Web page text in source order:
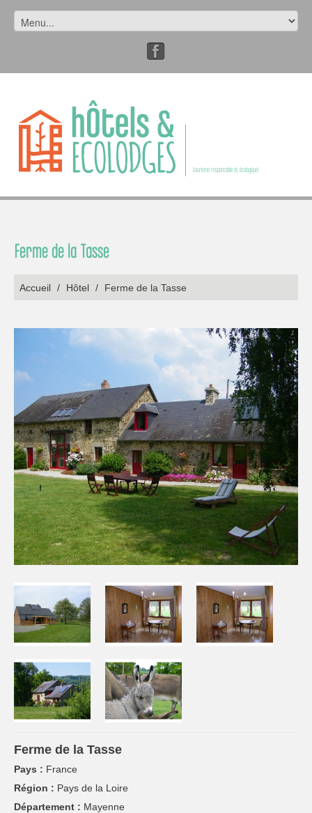
tourisme responsable et écologique!
Ferme de la Tasse
Accueil / Hôtel / Ferme de la Tasse
Ferme de la Tasse
Pays : France
Région : Pays de la Loire
Département : Mayenne